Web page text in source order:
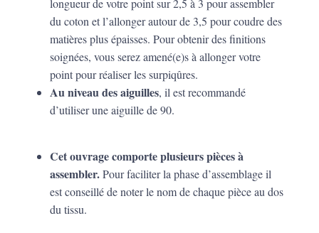
longueur de votre point sur 2,5 à 3 pour assembler
du coton et l’allonger autour de 3,5 pour coudre des
matières plus épaisses. Pour obtenir des finitions
soignées, vous serez amené(e)s à allonger votre
point pour réaliser les surpiqûres.
Au niveau des aiguilles, il est recommandé
d’utiliser une aiguille de 90.
Cet ouvrage comporte plusieurs pièces à
assembler.Pour faciliter la phase d’assemblage il
est conseillé de noter le nom de chaque pièce au dos
du tissu.